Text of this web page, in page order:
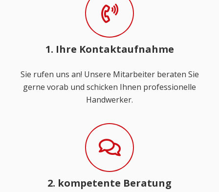
1. Ihre Kontaktaufnahme
Sie rufen uns an! Unsere Mitarbeiter beraten Sie
gerne vorab und schicken Ihnen professionelle
Handwerker.
2. kompetente Beratung